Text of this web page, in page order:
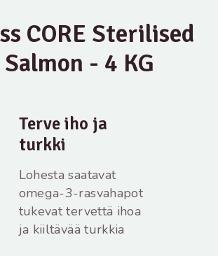
CORE Sterilised
- 4 KG
Terve iho ja
turkki
Lohesta saatavat
omega-3-rasvahapot
tukevat tervettä ihoa
ja kiiltävää turkkia